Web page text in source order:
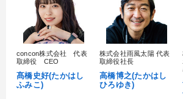
販売戦略 異発想 お金の授業 女
理念・パーパス 未来先見
※「更新」を押すと「カテゴリー」「目的別」「キーワード」
concon株式会社 代表
取締役 CEO
髙橋史好(たかはし
ふみこ)
株式会社雨風太陽 代表
取締役社長
高橋博之(たかはし
ひろゆき)